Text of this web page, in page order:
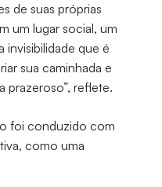
de suas próprias
um lugar social, um
invisibilidade que é
sua caminhada e
prazeroso”, reflete.
foi conduzido com
como uma